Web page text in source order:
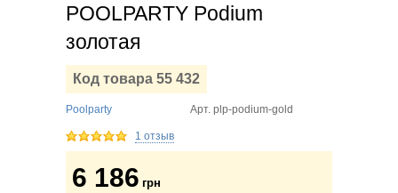
POOLPARTY Podium
золотая
Код товара 55 432
Poolparty Арт. plp-podium-gold
1 отзыв
6 186 грн